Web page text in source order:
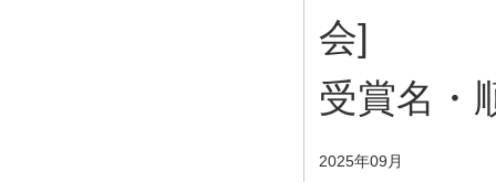
会]
受賞名・
2025年09月